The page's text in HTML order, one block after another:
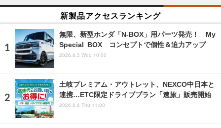
新製品アクセスランキング
無限、新型ホンダ「N-BOX」用パーツ発売！ My
Special BOX コンセプトで個性＆迫力アップ
2026.8.5 Wed 10:00
土岐プレミアム・アウトレット、NEXCO中日本と
連携…ETC限定ドライブプラン「速旅」販売開始
2026.8.6 Thu 11:00